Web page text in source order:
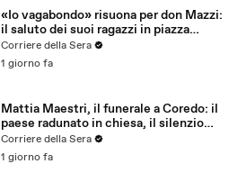
«Io vagabondo» risuona per don Mazzi:
il saluto dei suoi ragazzi in piazza
Sant'Ambrogio
Corriere della Sera
1 giorno fa
Mattia Maestri, il funerale a Coredo: il
paese radunato in chiesa, il silenzio
della famiglia, gli abbracci
Corriere della Sera
1 giorno fa